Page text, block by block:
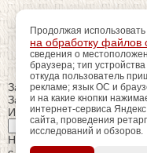
Продолжая
на обработку файлов
сведения о
браузера; тип
откуда пользователь
рекламе; язык ОС и
и на какие кнопки
интернет-сервиса
сайта, проведения
исследований и обзоров.
Закрыть
Заказ обратного звонка
Имя Отчество:
Номер телефона:
Пройдите
использования